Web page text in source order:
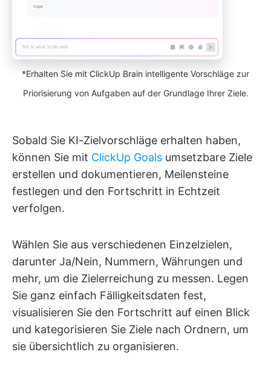
*Erhalten Sie mit ClickUp Brain intelligente Vorschläge zur
Priorisierung von Aufgaben auf der Grundlage Ihrer Ziele.
Sobald Sie KI-Zielvorschläge erhalten haben,
können Sie mit ClickUp Goals umsetzbare Ziele
erstellen und dokumentieren, Meilensteine
festlegen und den Fortschritt in Echtzeit
verfolgen.
Wählen Sie aus verschiedenen Einzelzielen,
darunter Ja/Nein, Nummern, Währungen und
mehr, um die Zielerreichung zu messen. Legen
Sie ganz einfach Fälligkeitsdaten fest,
visualisieren Sie den Fortschritt auf einen Blick
und kategorisieren Sie Ziele nach Ordnern, um
sie übersichtlich zu organisieren.